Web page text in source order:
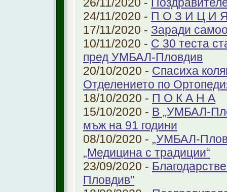
26/11/2020 -
24/11/2020 - П О З И Ц И
17/11/2020 - Заради
10/11/2020 - С 30 теста
пред УМБАЛ-Пловдив
20/10/2020 - Спасиха
Отделението по
18/10/2020 - П О К А Н А
15/10/2020 - В „УМБАЛ-
мъж на 91 години
08/10/2020 - „УМБАЛ-
„Медицина с традиции“
23/09/2020 -
Пловдив"